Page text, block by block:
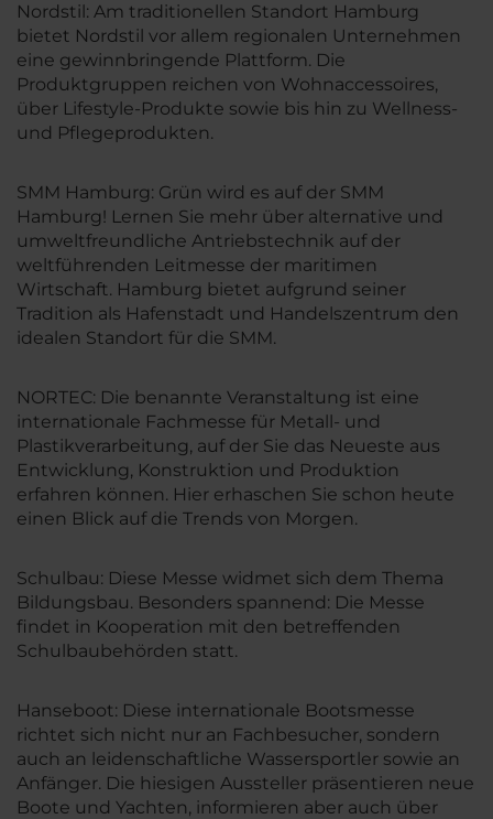
Nordstil: Am traditionellen Standort Hamburg
bietet Nordstil vor allem regionalen Unternehmen
eine gewinnbringende Plattform. Die
Produktgruppen reichen von Wohnaccessoires,
über Lifestyle-Produkte sowie bis hin zu Wellness-
und Pflegeprodukten.
SMM Hamburg: Grün wird es auf der SMM
Hamburg! Lernen Sie mehr über alternative und
umweltfreundliche Antriebstechnik auf der
weltführenden Leitmesse der maritimen
Wirtschaft. Hamburg bietet aufgrund seiner
Tradition als Hafenstadt und Handelszentrum den
idealen Standort für die SMM.
NORTEC: Die benannte Veranstaltung ist eine
internationale Fachmesse für Metall- und
Plastikverarbeitung, auf der Sie das Neueste aus
Entwicklung, Konstruktion und Produktion
erfahren können. Hier erhaschen Sie schon heute
einen Blick auf die Trends von Morgen.
Schulbau: Diese Messe widmet sich dem Thema
Bildungsbau. Besonders spannend: Die Messe
findet in Kooperation mit den betreffenden
Schulbaubehörden statt.
Hanseboot: Diese internationale Bootsmesse
richtet sich nicht nur an Fachbesucher, sondern
auch an leidenschaftliche Wassersportler sowie an
Anfänger. Die hiesigen Aussteller präsentieren neue
Boote und Yachten, informieren aber auch über